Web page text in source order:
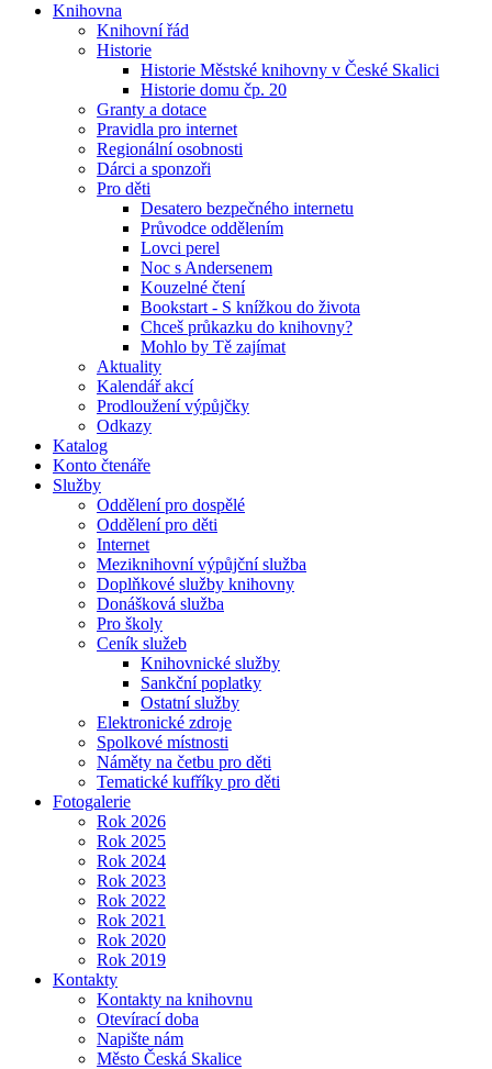
Knihovna
Knihovní řád
Historie
Historie Městské knihovny v České Skalici
Historie domu čp. 20
Granty a dotace
Pravidla pro internet
Regionální osobnosti
Dárci a sponzoři
Pro děti
Desatero bezpečného internetu
Průvodce oddělením
Lovci perel
Noc s Andersenem
Kouzelné čtení
Bookstart - S knížkou do života
Chceš průkazku do knihovny?
Mohlo by Tě zajímat
Aktuality
Kalendář akcí
Prodloužení výpůjčky
Odkazy
Katalog
Konto čtenáře
Služby
Oddělení pro dospělé
Oddělení pro děti
Internet
Meziknihovní výpůjční služba
Doplňkové služby knihovny
Donášková služba
Pro školy
Ceník služeb
Knihovnické služby
Sankční poplatky
Ostatní služby
Elektronické zdroje
Spolkové místnosti
Náměty na četbu pro děti
Tematické kufříky pro děti
Fotogalerie
Rok 2026
Rok 2025
Rok 2024
Rok 2023
Rok 2022
Rok 2021
Rok 2020
Rok 2019
Kontakty
Kontakty na knihovnu
Otevírací doba
Napište nám
Město Česká Skalice